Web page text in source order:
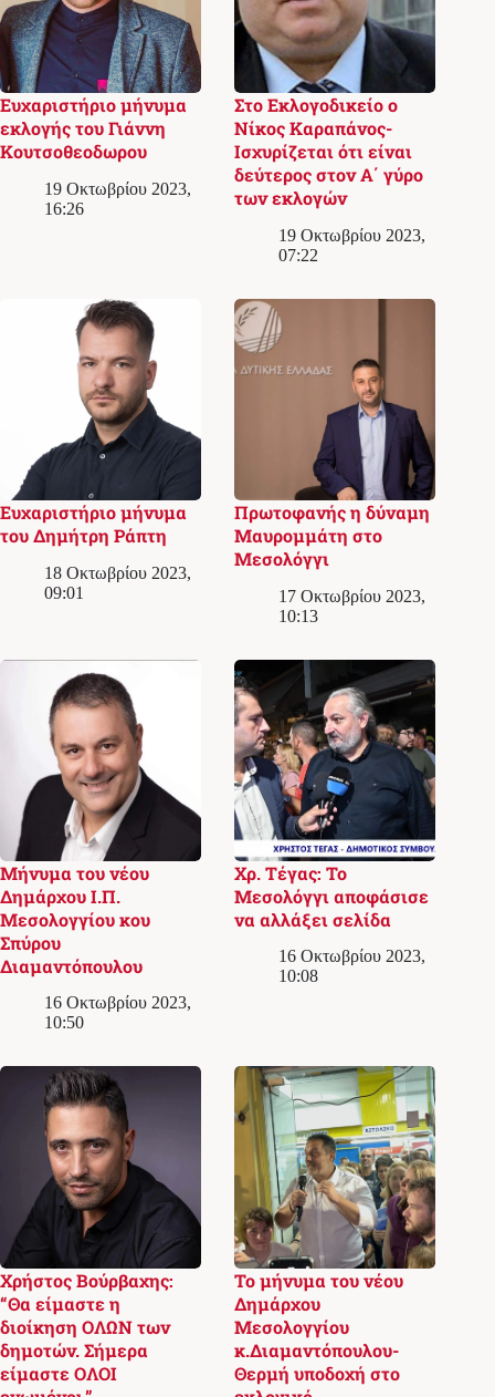
Ευχαριστήριο μήνυμα
εκλογής του Γιάννη
Κουτσοθεοδωρου
19 Οκτωβρίου 2023,
16:26
Στο Εκλογoδικείο ο
Νίκος Καραπάνος-
Ισχυρίζεται ότι είναι
δεύτερος στον Α΄ γύρο
των εκλογών
19 Οκτωβρίου 2023,
07:22
Ευχαριστήριο μήνυμα
του Δημήτρη Ράπτη
18 Οκτωβρίου 2023,
09:01
Πρωτοφανής η δύναμη
Μαυρομμάτη στο
Μεσολόγγι
17 Οκτωβρίου 2023,
10:13
Μήνυμα του νέου
Δημάρχου Ι.Π.
Μεσολογγίου κου
Σπύρου
Διαμαντόπουλου
16 Οκτωβρίου 2023,
10:50
Χρ. Τέγας: Το
Μεσολόγγι αποφάσισε
να αλλάξει σελίδα
16 Οκτωβρίου 2023,
10:08
Χρήστος Βούρβαχης:
“Θα είμαστε η
διοίκηση ΟΛΩΝ των
δημοτών. Σήμερα
είμαστε ΟΛΟΙ
Το μήνυμα του νέου
Δημάρχου
Μεσολογγίου
κ.Διαμαντόπουλου-
Θερμή υποδοχή στο